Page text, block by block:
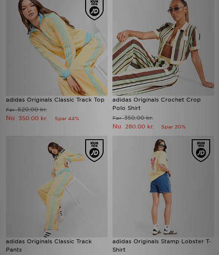
adidas Originals Classic Track Top
Før620.00 kr.
Nu 350.00 kr. Spar 44%
adidas Originals Crochet Crop
Polo Shirt
Før350.00 kr.
Nu 280.00 kr. Spar 20%
adidas Originals Classic Track
Pants
adidas Originals Stamp Lobster T-
Shirt